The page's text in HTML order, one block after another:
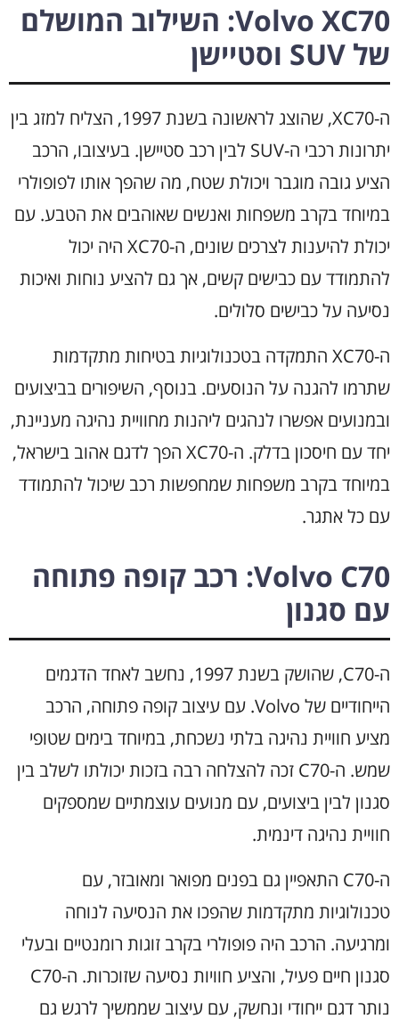
Volvo XC70: השילוב המושלם
של SUV וסטיישן
ה-XC70, שהוצג לראשונה בשנת 1997, הצליח למזג בין
יתרונות רכבי ה-SUV לבין רכב סטיישן. בעיצובו, הרכב
הציע גובה מוגבר ויכולת שטח, מה שהפך אותו לפופולרי
במיוחד בקרב משפחות ואנשים שאוהבים את הטבע. עם
יכולת להיענות לצרכים שונים, ה-XC70 היה יכול
להתמודד עם כבישים קשים, אך גם להציע נוחות ואיכות
נסיעה על כבישים סלולים.
ה-XC70 התמקדה בטכנולוגיות בטיחות מתקדמות
שתרמו להגנה על הנוסעים. בנוסף, השיפורים בביצועים
ובמנועים אפשרו לנהגים ליהנות מחוויית נהיגה מעניינת,
יחד עם חיסכון בדלק. ה-XC70 הפך לדגם אהוב בישראל,
במיוחד בקרב משפחות שמחפשות רכב שיכול להתמודד
עם כל אתגר.
Volvo C70: רכב קופה פתוחה
עם סגנון
ה-C70, שהושק בשנת 1997, נחשב לאחד הדגמים
הייחודיים של Volvo. עם עיצוב קופה פתוחה, הרכב
מציע חוויית נהיגה בלתי נשכחת, במיוחד בימים שטופי
שמש. ה-C70 זכה להצלחה רבה בזכות יכולתו לשלב בין
סגנון לבין ביצועים, עם מנועים עוצמתיים שמספקים
חוויית נהיגה דינמית.
ה-C70 התאפיין גם בפנים מפואר ומאובזר, עם
טכנולוגיות מתקדמות שהפכו את הנסיעה לנוחה
ומרגיעה. הרכב היה פופולרי בקרב זוגות רומנטיים ובעלי
סגנון חיים פעיל, והציע חוויות נסיעה שזוכרות. ה-C70
נותר דגם ייחודי ונחשק, עם עיצוב שממשיך לרגש גם